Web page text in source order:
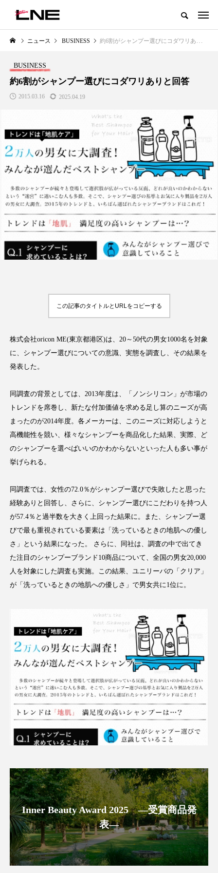
グローバルビューティ＆ヘルスケアビジネス誌
LIFESTYLE
SNSの「加工顔」と美容医療｜AI
2026.07.13
BUSINESS
GWI調査から読み解く2030年の
都市型スパ――身近なウェルネ
の次世代モデル
2026.08.06
TAG LIST
AI B2B BeautyTech ChatGPT
TikTok アスタキサンチン
アスレジャーコスメ アレルギー アロマ
アンチエイジング アンチソリチュード
インナービューティーアワード2025受賞商品
ウェアラブルデバイス ウェルネス
エクソソーム オーガニック オゾン
カウンセラー カウンセリング
クルエルティフリー クレンジング
ケーススタディ
コグニティブヘルス コスト削減
コネクテッド・ビューティ コミュニケーション
サプリ サロンクレンジング サロン戦略
サロン経営 サロン連略 シャネル
スカルプ クレンジング 頻度 スカルプケア
スキンケア スキンケア 習慣
スキンケアルーティン ストレス スパ
ニュース BUSINESS 約6割がシャンプー選びにコダワリありと回答
BUSINESS
約6割がシャンプー選びにコダワリありと回答
2015.03.16 2025.04.19
この記事のタイトルとURLをコピーする
株式会社oricon ME(東京都港区)は、20～50代の男女1000名を対象
に、シャンプー選びについての意識、実態を調査し、その結果を
発表した。
同調査の背景としては、2013年度は、「ノンシリコン」が市場の
トレンドを席巻し、新たな付加価値を求める足し算のニーズが高
まったのが2014年度。各メーカーは、このニーズに対応しようと
高機能性を競い、様々なシャンプーを商品化した結果、実際、ど
のシャンプーを選べばいいのかわからないといった人も多い事が
挙げられる。
同調査では、女性の72.0％がシャンプー選びで失敗したと思った
経験ありと回答し、さらに、シャンプー選びにこだわりを持つ人
が57.4％と過半数を大きく上回った結果に。また、シャンプー選
びで最も重視されている要素は「洗っているときの地肌への優し
さ」という結果になった。 さらに、同社は、調査の中で出てき
た注目のシャンプーブランド10商品について、全国の男女20,000
人を対象にした調査も実施。この結果、ユニリーバの「クリア」
が「洗っているときの地肌への優しさ」で男女共に1位に。
Inner Beauty Award 2025 ―受賞商品発
表―